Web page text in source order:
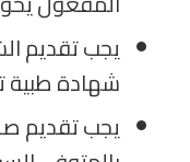
يجب تقديم
شهادة طبية
يجب تقديم